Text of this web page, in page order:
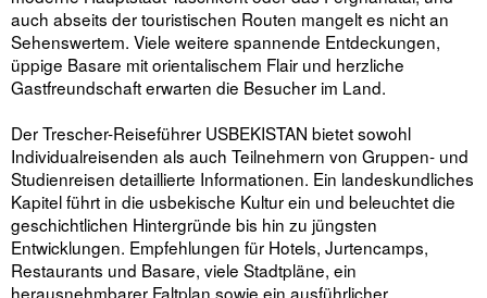
auch abseits der touristischen Routen mangelt es nicht an
Sehenswertem. Viele weitere spannende Entdeckungen,
üppige Basare mit orientalischem Flair und herzliche
Gastfreundschaft erwarten die Besucher im Land.
Der Trescher-Reiseführer USBEKISTAN bietet sowohl
Individualreisenden als auch Teilnehmern von Gruppen- und
Studienreisen detaillierte Informationen. Ein landeskundliches
Kapitel führt in die usbekische Kultur ein und beleuchtet die
geschichtlichen Hintergründe bis hin zu jüngsten
Entwicklungen. Empfehlungen für Hotels, Jurtencamps,
Restaurants und Basare, viele Stadtpläne, ein
herausnehmbarer Faltplan sowie ein ausführlicher